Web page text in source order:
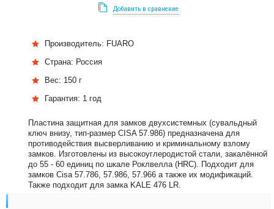
Добавить в сравнение
Производитель: FUARO
Страна: Россия
Вес: 150 г
Гарантия: 1 год
Пластина защитная для замков двухсистемных (сувальдный
ключ внизу, тип-размер CISA 57.986) предназначена для
противодействия высверливанию и криминальному взлому
замков. Изготовлены из высокоуглеродистой стали, закалённой
до 55 - 60 единиц по шкале Роклвелла (HRC). Подходит для
замков Cisa 57.786, 57.986, 57.966 а также их модификаций.
Также подходит для замка KALE 476 LR.